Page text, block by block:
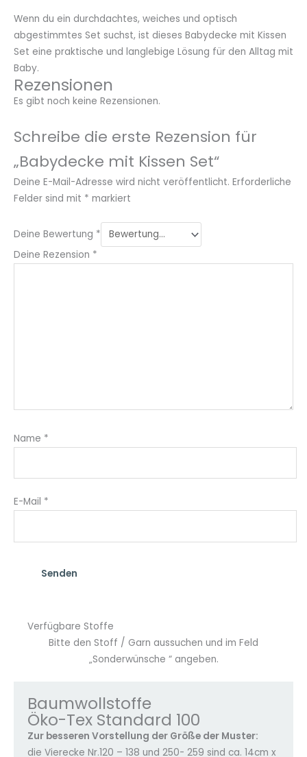
Wenn du ein durchdachtes, weiches und optisch
abgestimmtes Set suchst, ist dieses Babydecke mit Kissen
Set eine praktische und langlebige Lösung für den Alltag mit
Baby.
Rezensionen
Es gibt noch keine Rezensionen.
Schreibe die erste Rezension für
„Babydecke mit Kissen Set“
Deine E-Mail-Adresse wird nicht veröffentlicht. Erforderliche
Felder sind mit * markiert
Deine Bewertung *
Deine Rezension *
Name *
E-Mail *
Verfügbare Stoffe
Bitte den Stoff / Garn aussuchen und im Feld
„Sonderwünsche “ angeben.
Baumwollstoffe
Öko-Tex Standard 100
Zur besseren Vorstellung der Größe der Muster:
die Vierecke Nr.120 – 138 und 250- 259 sind ca. 14cm x